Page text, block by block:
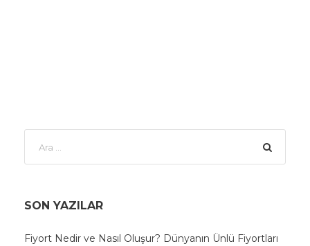
SON YAZILAR
Fiyort Nedir ve Nasıl Oluşur? Dünyanın Ünlü Fiyortları